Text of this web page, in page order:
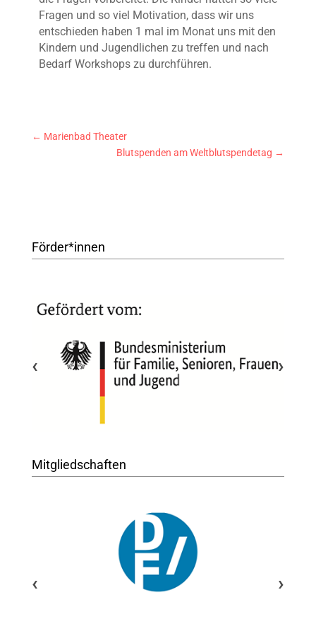
Fragen und so viel Motivation, dass wir uns
entschieden haben 1 mal im Monat uns mit den
Kindern und Jugendlichen zu treffen und nach
Bedarf Workshops zu durchführen.
← Marienbad Theater
Blutspenden am Weltblutspendetag →
Förder*innen
‹ ›
Mitgliedschaften
‹ ›